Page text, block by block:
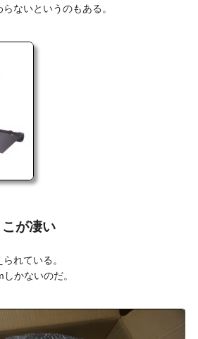
ないというのもある。
が凄い
れている。
かないのだ。